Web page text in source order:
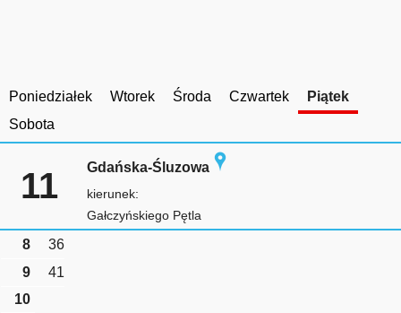
Poniedziałek Wtorek Środa Czwartek
Piątek
Sobota
11 Gdańska-Śluzowa
kierunek:
Gałczyńskiego Pętla
8
36
9
41
10